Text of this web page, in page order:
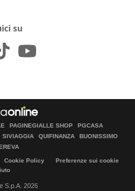
su
PAGINEGIALLE SHOP
PGCASA
SIVIAGGIA QUIFINANZA
BUONISSIMO
Cookie Policy
Preferenze sui cookie
S.p.A. 2026